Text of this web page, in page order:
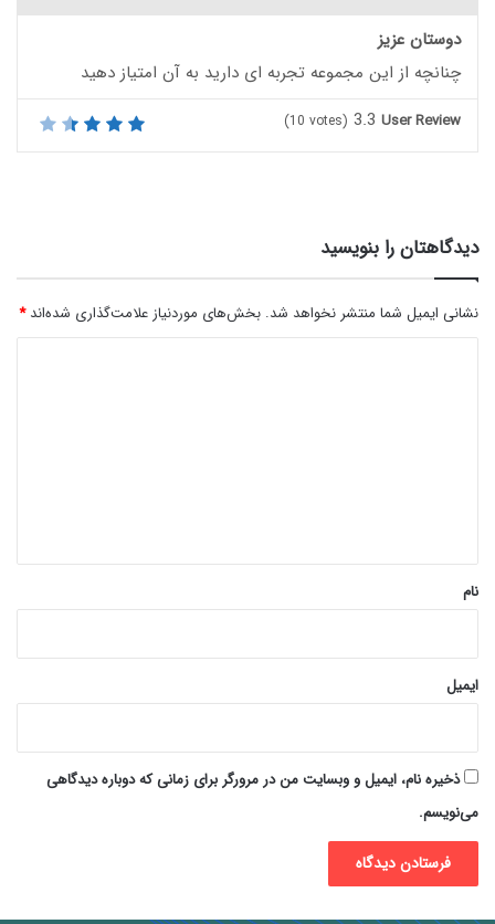
دوستان عزیز
چنانچه از این مجموعه تجربه ای دارید به آن امتیاز دهید
User Review
3.3
(10 votes)
دیدگاهتان را بنویسید
نشانی ایمیل شما منتشر نخواهد شد. بخش‌های موردنیاز علامت‌گذاری شده‌اند*
نام
ایمیل
ذخیره نام، ایمیل و وبسایت من در مرورگر برای زمانی که دوباره دیدگاهی
می‌نویسم.